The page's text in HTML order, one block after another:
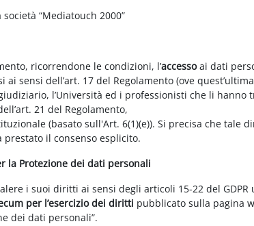
“Mediatouch 2000”
ricorrendone le condizioni, l’accessoai dati
ai sensi dell’art. 17 del Regolamento (ove
l’Università ed i professionisti che li hanno
21 del Regolamento,
(basato sull'Art. 6(1)(e)). Si precisa che
il consenso esplicito.
la Protezione dei dati personali
i suoi diritti ai sensi degli articoli 15-22 del
per l’esercizio dei diritti pubblicato sulla pagina
dei dati personali”.